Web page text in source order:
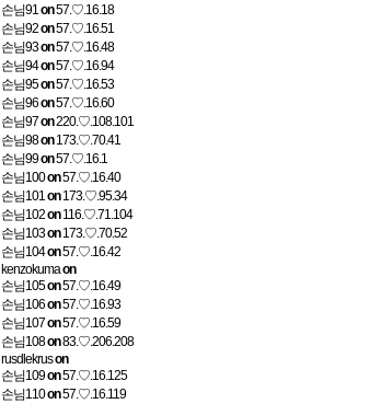
손님91on57.♡.16.18
손님92on57.♡.16.51
손님93on57.♡.16.48
손님94on57.♡.16.94
손님95on57.♡.16.53
손님96on57.♡.16.60
손님97on220.♡.108.101
손님98on 173.♡.70.41
손님99on57.♡.16.1
손님100on57.♡.16.40
손님101on 173.♡.95.34
손님102on 116.♡.71.104
손님103on 173.♡.70.52
손님104on57.♡.16.42
kenzokumaon
손님105on57.♡.16.49
손님106on57.♡.16.93
손님107on57.♡.16.59
손님108on83.♡.206.208
rusdlekruson
손님109on57.♡.16.125
손님110on57.♡.16.119